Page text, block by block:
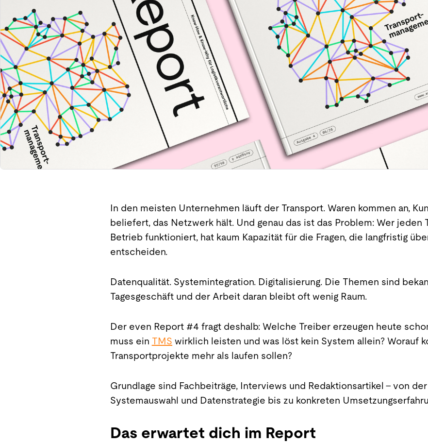
In den meisten Unternehmen läuft der Transport. Waren kommen an,
beliefert, das Netzwerk hält. Und genau das ist das Problem: Wer jeden
Betrieb funktioniert, hat kaum Kapazität für die Fragen, die langfristig
entscheiden.
Datenqualität. Systemintegration. Digitalisierung. Die Themen sind
Tagesgeschäft und der Arbeit daran bleibt oft wenig Raum.
Der even Report #4 fragt deshalb: Welche Treiber erzeugen heute
muss ein TMS wirklich leisten und was löst kein System allein? Worauf
Transportprojekte mehr als laufen sollen?
Grundlage sind Fachbeiträge, Interviews und Redaktionsartikel – von
Systemauswahl und Datenstrategie bis zu konkreten
Das erwartet dich im Report